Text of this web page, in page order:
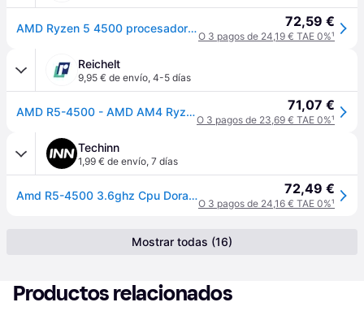
AMD Ryzen 5 4500 procesador 3,6 GHz 8 MB L3 Caja 72,59 €
O 3 pagos de 24,19 € TAE 0%¹
Reichelt
9,95 € de envío, 4-5 días
AMD R5-4500 - AMD AM4 Ryzen 5 4500, 6 x 3,60 GHz, en caja 71,07 €
O 3 pagos de 23,69 € TAE 0%¹
Techinn
1,99 € de envío, 7 días
Amd R5-4500 3.6ghz Cpu Dorado 72,49 €
O 3 pagos de 24,16 € TAE 0%¹
Mostrar todas (16)
Productos relacionados